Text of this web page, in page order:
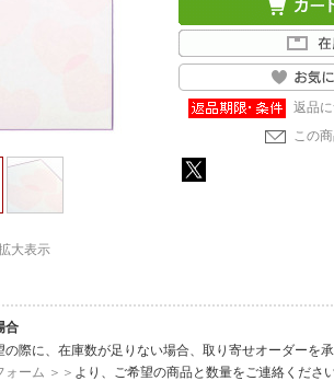
大表示
返品
この
合
際に、在庫数が足りない場合、取り寄せオーダーを承
ォーム ＞＞ より、ご希望の商品と数量をご連絡ください